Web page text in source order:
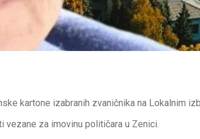
kartone izabranih zvaničnika na Lokalnim
za imovinu političara u Zenici.